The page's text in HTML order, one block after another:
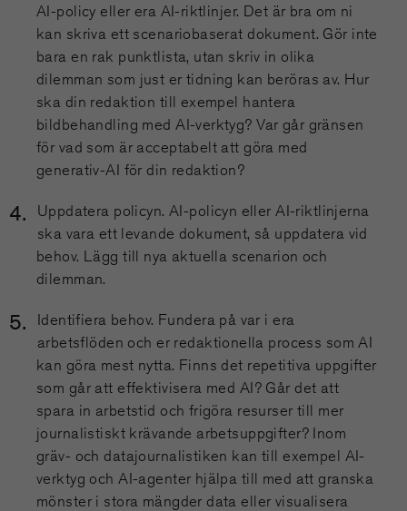
AI-policy eller era AI-riktlinjer. Det är bra om ni
kan skriva ett scenariobaserat dokument. Gör inte
bara en rak punktlista, utan skriv in olika
dilemman som just er tidning kan beröras av. Hur
ska din redaktion till exempel hantera
bildbehandling med AI-verktyg? Var går gränsen
för vad som är acceptabelt att göra med
generativ-AI för din redaktion?
Uppdatera policyn. AI-policyn eller AI-riktlinjerna
ska vara ett levande dokument, så uppdatera vid
behov. Lägg till nya aktuella scenarion och
dilemman.
Identifiera behov. Fundera på var i era
arbetsflöden och er redaktionella process som AI
kan göra mest nytta. Finns det repetitiva uppgifter
som går att effektivisera med AI? Går det att
spara in arbetstid och frigöra resurser till mer
journalistiskt krävande arbetsuppgifter? Inom
gräv- och datajournalistiken kan till exempel AI-
verktyg och AI-agenter hjälpa till med att granska
mönster i stora mängder data eller visualisera